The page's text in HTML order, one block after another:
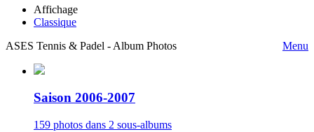
Affichage
Classique
ASES Tennis & Padel - Album Photos
Menu
Saison 2006-2007
159 photos dans 2 sous-albums